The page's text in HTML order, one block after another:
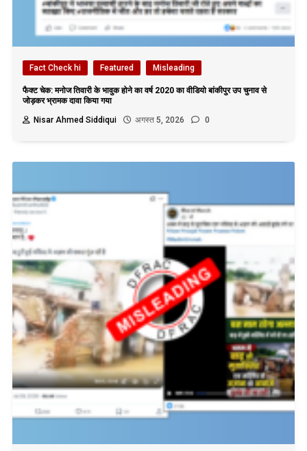
Fact Check hi Featured Misleading
फैक्ट चेक: मनोज तिवारी के भावुक होने का वर्ष 2020 का वीडियो बांकीपुर उप चुनाव से
जोड़कर भ्रामक दावा किया गया
Nisar Ahmed Siddiqui
अगस्त 5, 2026 0